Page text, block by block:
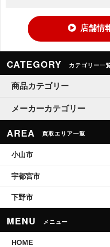
店舗情
CATEGORY カテゴリー一
商品カテゴリー
メーカーカテゴリー
AREA 買取エリア一覧
小山市
宇都宮市
下野市
MENU メニュー
HOME